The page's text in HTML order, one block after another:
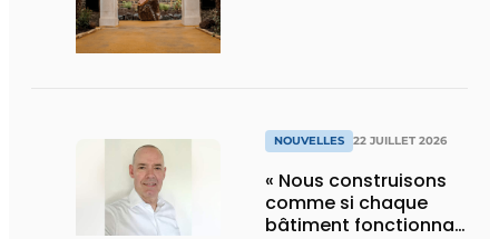
NOUVELLES 22 JUILLET 2026
« Nous construisons
comme si chaque
bâtiment fonctionnait